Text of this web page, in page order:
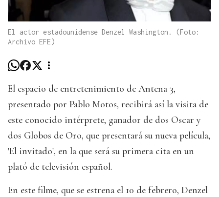
El actor estadounidense Denzel Washington. (Foto:
Archivo EFE)
El espacio de entretenimiento de Antena 3,
presentado por Pablo Motos, recibirá así la visita de
este conocido intérprete, ganador de dos Oscar y
dos Globos de Oro, que presentará su nueva película,
'El invitado', en la que será su primera cita en un
plató de televisión español.
En este filme, que se estrena el 10 de febrero, Denzel